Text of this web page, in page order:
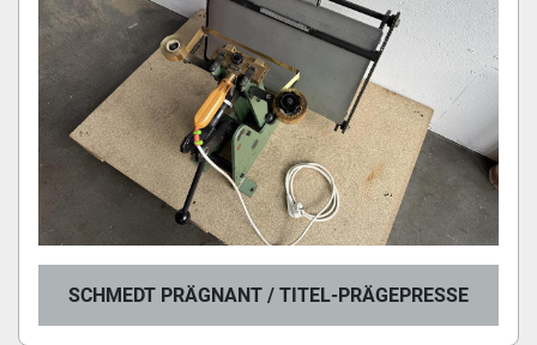
SCHMEDT PRÄGNANT / TITEL-PRÄGEPRESSE